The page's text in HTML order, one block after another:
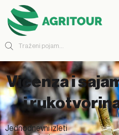
Vicenza i
i
Jednodnevni izleti